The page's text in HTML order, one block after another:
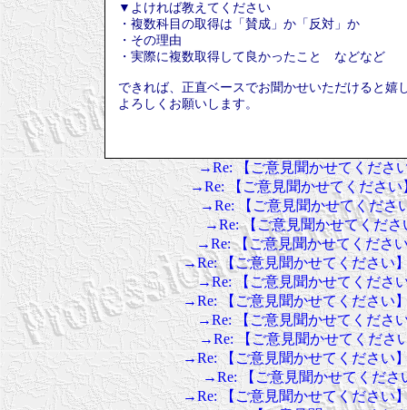
▼よければ教えてください
・複数科目の取得は「賛成」か「反対」か
・その理由
・実際に複数取得して良かったこと などなど
できれば、正直ベースでお聞かせいただけると嬉
よろしくお願いします。
→Re: 【ご意見聞かせてくださ
→Re: 【ご意見聞かせてくださ
→Re: 【ご意見聞かせてくださ
→Re: 【ご意見聞かせてくだ
→Re: 【ご意見聞かせてくださ
→Re: 【ご意見聞かせてください
→Re: 【ご意見聞かせてくださ
→Re: 【ご意見聞かせてください
→Re: 【ご意見聞かせてくださ
→Re: 【ご意見聞かせてくださ
→Re: 【ご意見聞かせてください
→Re: 【ご意見聞かせてくだ
→Re: 【ご意見聞かせてください